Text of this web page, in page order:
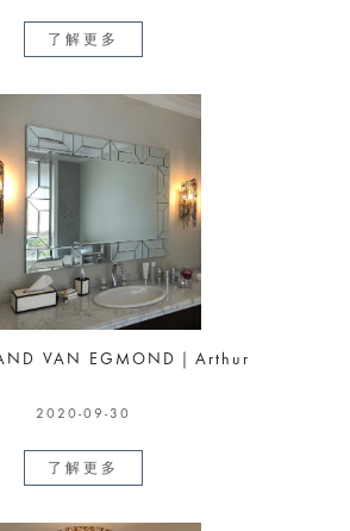
了解更多
VAN EGMOND｜Arthur
2020-09-30
了解更多